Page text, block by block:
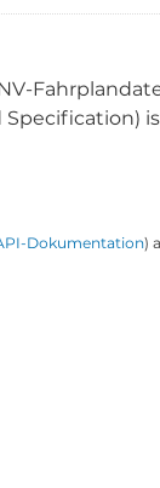
Specification)
Dokumentation)